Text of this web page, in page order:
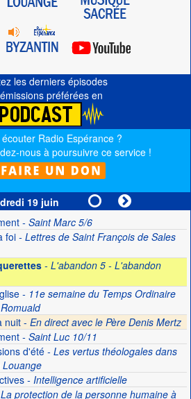
les derniers épisodes
préférées en
Radio Espérance ?
nous à poursuivre ce service !
19 juin
- Saint Marc 5/6
foi- Lettres de Saint François de Sales
- L'abandon 5 - L'abandon
- 11e semaine du Temps Ordinaire
nuit - En direct avec le Père Denis Mertz
- Saint Luc 10/11
d'été- Les vertus théologales dans
- Intelligence artificielle
protection de la personne humaine à